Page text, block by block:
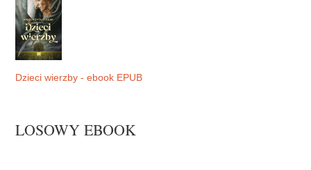
Dzieci wierzby - ebook EPUB
LOSOWY EBOOK